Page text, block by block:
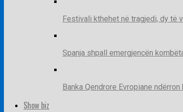
Festivali kthehet në tragjedi, dy të
Spanja shpall emergjencën
Banka Qendrore Evropiane
Show biz